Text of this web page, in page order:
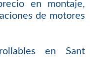
en montaje,
de motores
en Sant